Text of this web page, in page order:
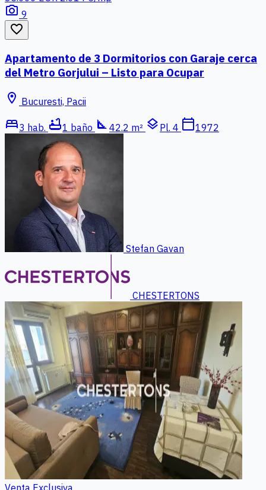
photo_camera 9
favorite_border
Apartamento de 3 Dormitorios con Garaje cerca
del Metro Gorjului – Listo para Ocupar
location_on Bucuresti, Pacii
bed3 hab. bathtub1 baño square_foot 42.2 m² layers Pl. 4 calendar_today1972
Stefan Gavan
CHESTERTONS
Venta Exclusiva